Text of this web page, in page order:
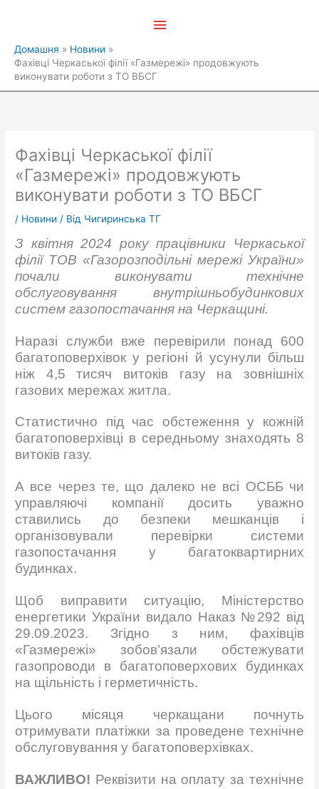
Домашня
Новини
Фахівці Черкаської філії «Газмережі» продовжують
виконувати роботи з ТО ВБСГ
Фахівці Черкаської філії
«Газмережі» продовжують
виконувати роботи з ТО ВБСГ
/ Новини / Від Чигиринська ТГ
З квітня 2024 року працівники Черкаської
філії ТОВ «Газорозподільні мережі України»
почали виконувати технічне
обслуговування внутрішньобудинкових
систем газопостачання на Черкащині.
Наразі служби вже перевірили понад 600
багатоповерхівок у регіоні й усунули більш
ніж 4,5 тисяч витоків газу на зовнішніх
газових мережах житла.
Статистично під час обстеження у кожній
багатоповерхівці в середньому знаходять 8
витоків газу.
А все через те, що далеко не всі ОСББ чи
управляючі компанії досить уважно
ставились до безпеки мешканців і
організовували перевірки системи
газопостачання у багатоквартирних
будинках.
Щоб виправити ситуацію, Міністерство
енергетики України видало Наказ №292 від
29.09.2023. Згідно з ним, фахівців
«Газмережі» зобов’язали обстежувати
газопроводи в багатоповерхових будинках
на щільність і герметичність.
Цього місяця черкащани почнуть
отримувати платіжки за проведене технічне
обслуговування у багатоповерхівках.
ВАЖЛИВО! Реквізити на оплату за технічне